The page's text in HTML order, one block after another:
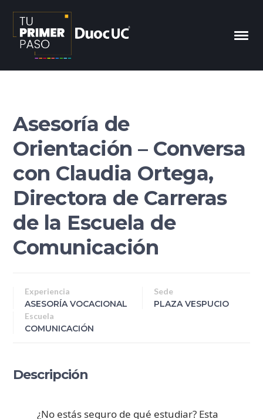
Asesoría de
Orientación – Conversa
con Claudia Ortega,
Directora de Carreras
de la Escuela de
Comunicación
Experiencia
ASESORÍA VOCACIONAL
Sede
PLAZA VESPUCIO
Escuela
COMUNICACIÓN
Descripción
¿No estás seguro de qué estudiar? Esta